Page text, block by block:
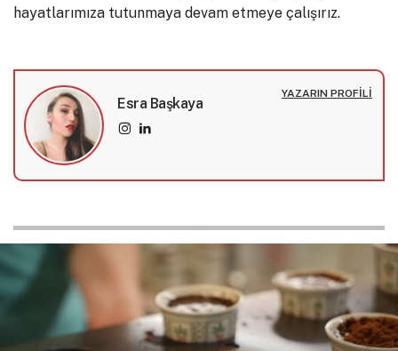
hayatlarımıza tutunmaya devam etmeye çalışırız.
Esra Başkaya
YAZARIN PROFILI